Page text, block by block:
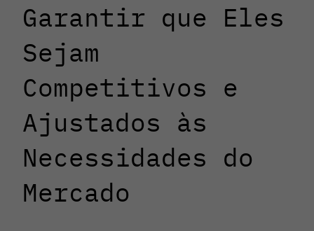
Garantir que Eles
Sejam
Competitivos e
Ajustados às
Necessidades do
Mercado